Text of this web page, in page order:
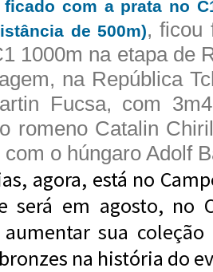
com a prata no
de 500m), ficou
1000m na etapa de
na República
Fucsa, com
romeno Catalin
o húngaro Adolf
agora, está no
será em agosto, no
sua
na história do